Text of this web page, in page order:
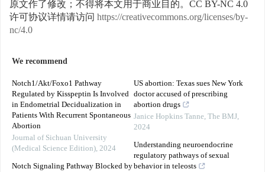
原文作了修改；不得将本文用于商业目的。CC BY-NC 4.0
许可协议详情请访问 https://creativecommons.org/licenses/by-
nc/4.0
We recommend
Notch1/Akt/Foxo1 Pathway
Regulated by Kisspeptin Is Involved
in Endometrial Decidualization in
Patients With Recurrent Spontaneous
Abortion
Journal of Sichuan University
(Medical Science Edition), 2024
Notch Signaling Pathway Blocked by
US abortion: Texas sues New York
doctor accused of prescribing
abortion drugs
Janice Hopkins Tanne, The BMJ,
2024
Understanding neuroendocrine
regulatory pathways of sexual
behavior in teleosts